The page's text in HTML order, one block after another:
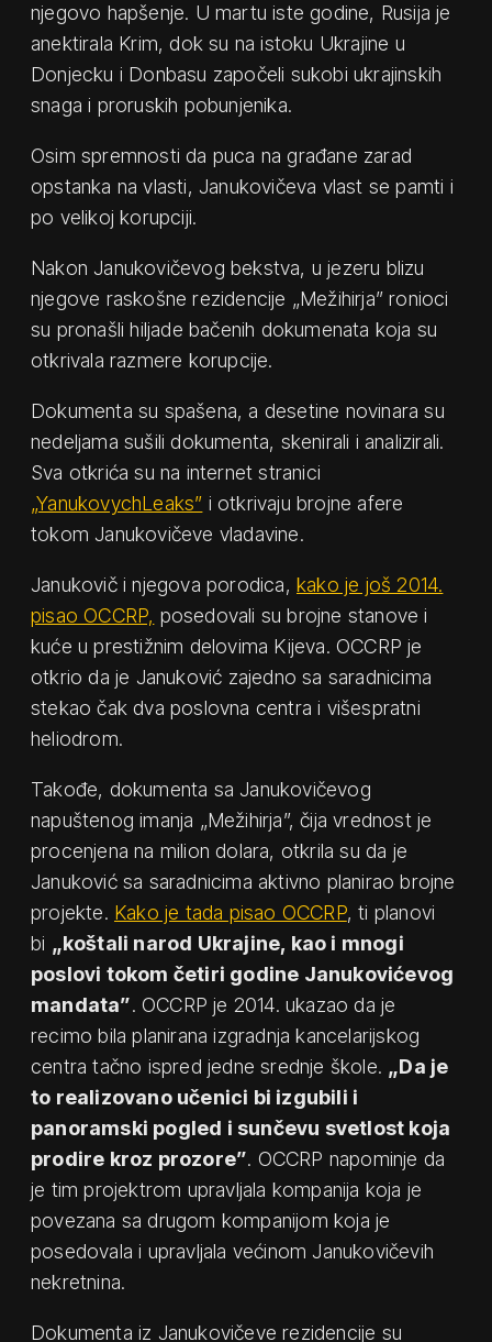
njegovo hapšenje. U martu iste godine, Rusija je
anektirala Krim, dok su na istoku Ukrajine u
Donjecku i Donbasu započeli sukobi ukrajinskih
snaga i proruskih pobunjenika.
Osim spremnosti da puca na građane zarad
opstanka na vlasti, Janukovičeva vlast se pamti i
po velikoj korupciji.
Nakon Janukovičevog bekstva, u jezeru blizu
njegove raskošne rezidencije ​„Mežihirja” ronioci
su pronašli hiljade bačenih dokumenata koja su
otkrivala razmere korupcije.
Dokumenta su spašena, a desetine novinara su
nedeljama sušili dokumenta, skenirali i analizirali.
Sva otkrića su na internet stranici ​
„YanukovychLeaks” i otkrivaju brojne afere
tokom Janukovičeve vladavine.
Janukovič i njegova porodica, kako je još 2014.
pisao OCCRP, posedovali su brojne stanove i
kuće u prestižnim delovima Kijeva. OCCRP je
otkrio da je Januković zajedno sa saradnicima
stekao čak dva poslovna centra i višespratni
heliodrom.
Takođe, dokumenta sa Janukovičevog
napuštenog imanja „Mežihirja”, čija vrednost je
procenjena na milion dolara, otkrila su da je
Januković sa saradnicima aktivno planirao brojne
projekte. Kako je tada pisao OCCRP, ti planovi
bi „koštali narod Ukrajine, kao i mnogi
poslovi tokom četiri godine Janukovićevog
mandata”. OCCRP je 2014. ukazao da je
recimo bila planirana izgradnja kancelarijskog
centra tačno ispred jedne srednje škole. „Da je
to realizovano učenici bi izgubili i
panoramski pogled i sunčevu svetlost koja
prodire kroz prozore”. OCCRP napominje da
je tim projektrom upravljala kompanija koja je
povezana sa drugom kompanijom koja je
posedovala i upravljala većinom Janukovičevih
nekretnina.
Dokumenta iz Janukovičeve rezidencije su